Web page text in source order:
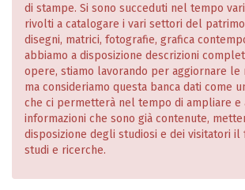
di stampe. Si sono succeduti nel tempo
rivolti a catalogare i vari settori del
disegni, matrici, fotografie, grafica
abbiamo a disposizione descrizioni
opere, stiamo lavorando per aggiornare le
ma consideriamo questa banca dati come
che ci permetterà nel tempo di ampliare
informazioni che sono già contenute,
disposizione degli studiosi e dei visitatori
studi e ricerche.